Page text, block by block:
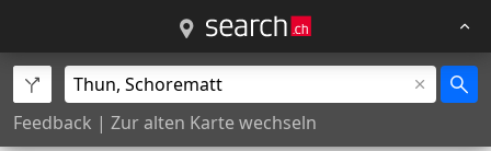
Feedback | Zur alten Karte wechseln